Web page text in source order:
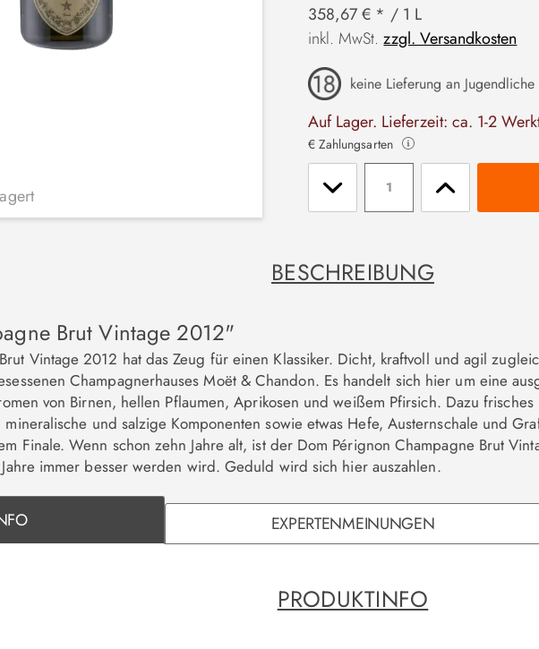
358,67 € * / 1 L
inkl. MwSt.zzgl. Versandkosten
keine Lieferung an Jugendliche
Auf Lager. Lieferzeit: ca. 1-2
€ Zahlungsarten
BESCHREIBUNG
Brut Vintage 2012"
Vintage 2012 hat das Zeug für einen Klassiker. Dicht, kraftvoll und agil
Champagnerhauses Moët & Chandon. Es handelt sich hier um eine
von Birnen, hellen Pflaumen, Aprikosen und weißem Pfirsich. Dazu
und salzige Komponenten sowie etwas Hefe, Austernschale und
Finale. Wenn schon zehn Jahre alt, ist der Dom Pérignon Champagne Brut
immer besser werden wird. Geduld wird sich hier auszahlen.
EXPERTENMEINUNGEN
PRODUKTINFO